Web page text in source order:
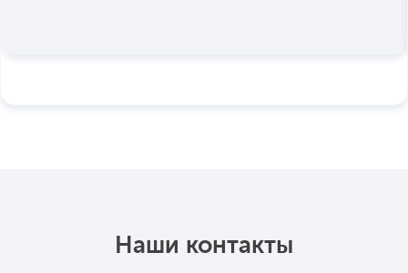
Наши контакты